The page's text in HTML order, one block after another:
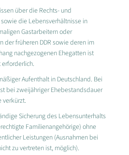
über die Rechts- und
die Lebensverhältnisse in
Gastarbeitern oder
der früheren DDR sowie deren im
nachgezogenen Ehegatten ist
Aufenthalt in Deutschland. Bei
bei zweijähriger Ehebestandsdauer
verkürzt.
Sicherung des Lebensunterhalts
Familienangehörige) ohne
Leistungen (Ausnahmen bei
zu vertreten ist, möglich).